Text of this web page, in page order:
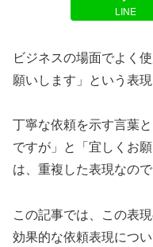
LINE
ビジネスの場面でよく
願いします」という表現
丁寧な依頼を示す言葉
ですが」と「宜しくお
は、重複した表現なの
この記事では、この表
効果的な依頼表現につ